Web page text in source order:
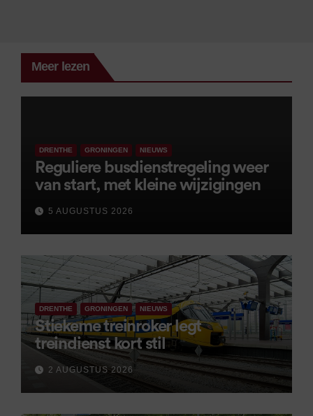
Meer lezen
DRENTHE GRONINGEN NIEUWS
Reguliere busdienstregeling weer
van start, met kleine wijzigingen
5 AUGUSTUS 2026
DRENTHE GRONINGEN NIEUWS
Stiekeme treinroker legt
treindienst kort stil
2 AUGUSTUS 2026